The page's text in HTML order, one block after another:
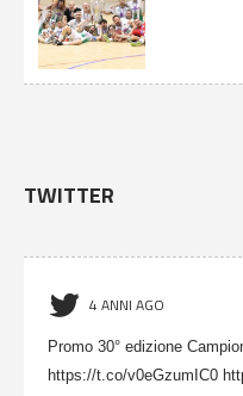
TWITTER
4 ANNI AGO
Promo 30° edizione
https://t.co/v0eGzumIC0